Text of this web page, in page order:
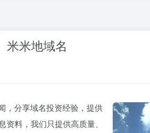
米米地域名
，分享域名投资经验，提供
料，我们只提供高质量、